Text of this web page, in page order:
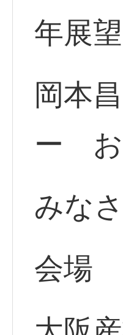
年展望
岡本
ー お
みな
会場